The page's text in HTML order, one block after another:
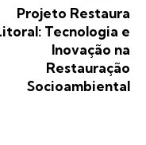
Projeto Restaura
Tecnologia e
Inovação na
Restauração
Socioambiental